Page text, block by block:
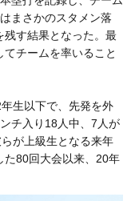
まさかのスタメン落
残す結果となった。最
てチームを率いること
生以下で、先発を外
チ入り18人中、7人が
が上級生となる来年
た80回大会以来、20年